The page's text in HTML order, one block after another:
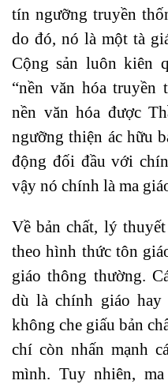
tín ngưỡng truyền
do đó, nó là một tà
Cộng sản luôn kiên
“nền văn hóa
nền văn hóa được
ngưỡng thiện ác hữu
động đối đầu với
vậy nó chính là ma
Về bản chất, lý
theo hình thức tôn
giáo thông thường.
dù là chính giáo
không che giấu bản
chí còn nhấn mạnh
mình. Tuy nhiên,